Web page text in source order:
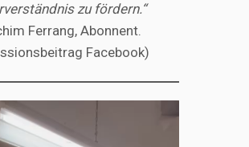
zu fördern.“
Ferrang, Abonnent.
Facebook)